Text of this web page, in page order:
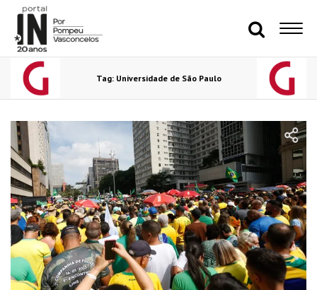
Tag: Universidade de São Paulo